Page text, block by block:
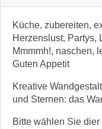
Küche, zubereiten,
Herzenslust, Partys,
Mmmmh!, naschen,
Guten Appetit
Kreative
und Sternen: das
Bitte wählen Sie